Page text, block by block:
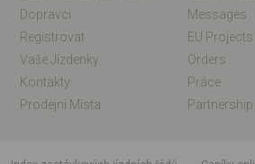
Dopravci
Messages
Registrovat
EU Projects
Vaše Jízdenky
Orders
Kontakty
Práce
Prodejní Místa
Partnership